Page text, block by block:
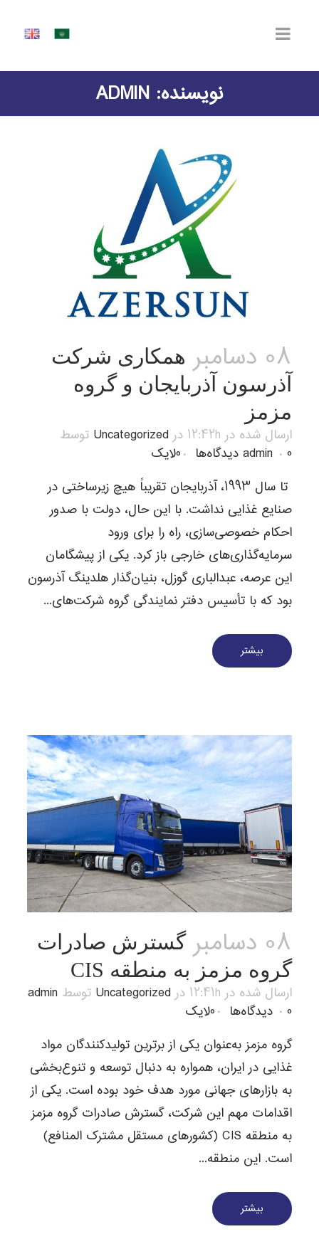
نویسنده: ADMIN
08 دسامبر
همکاری شرکت
آذرسون آذربایجان و گروه
مزمز
ارسال شده در 12:42h درUncategorized توسط
admin
0 دیدگاه‌ها 0لایک
تا سال 1993، آذربایجان تقریباً هیچ زیرساختی در
صنایع غذایی نداشت. با این حال، دولت با صدور
احکام خصوصی‌سازی، راه را برای ورود
سرمایه‌گذاری‌های خارجی باز کرد. یکی از پیشگامان
این عرصه، عبدالباری گوزل، بنیان‌گذار هلدینگ آذرسون
بود که با تأسیس دفتر نمایندگی گروه شرکت‌های...
بیشتر
08 دسامبر
گسترش صادرات
گروه مزمز به منطقه CIS
ارسال شده در 12:41h درUncategorized توسطadmin
0 دیدگاه‌ها
0لایک
گروه مزمز به‌عنوان یکی از برترین تولیدکنندگان مواد
غذایی در ایران، همواره به دنبال توسعه و تنوع‌بخشی
به بازارهای جهانی مورد هدف خود بوده است. یکی از
اقدامات مهم این شرکت، گسترش صادرات گروه مزمز
به منطقه CIS (کشورهای مستقل مشترک المنافع)
است. این منطقه...
بیشتر